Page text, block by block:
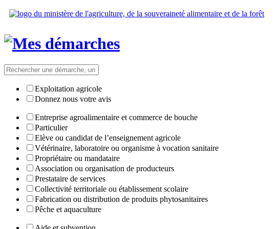
Exploitation agricole
Donnez nous votre avis
Entreprise agroalimentaire et commerce de bouche
Particulier
Elève ou candidat de l’enseignement agricole
Vétérinaire, laboratoire ou organisme à vocation sanitaire
Propriétaire ou mandataire
Association ou organisation de producteurs
Prestataire de services
Collectivité territoriale ou établissement scolaire
Fabrication ou distribution de produits phytosanitaires
Pêche et aquaculture